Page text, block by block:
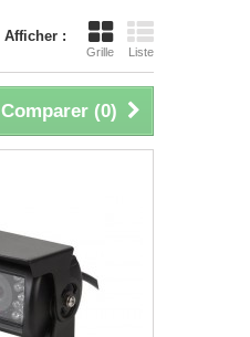
Afficher :
Grille Liste
Comparer (0)